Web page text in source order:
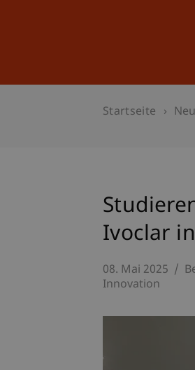
Startseite
Ivoclar
08. Mai 2025
Innovation